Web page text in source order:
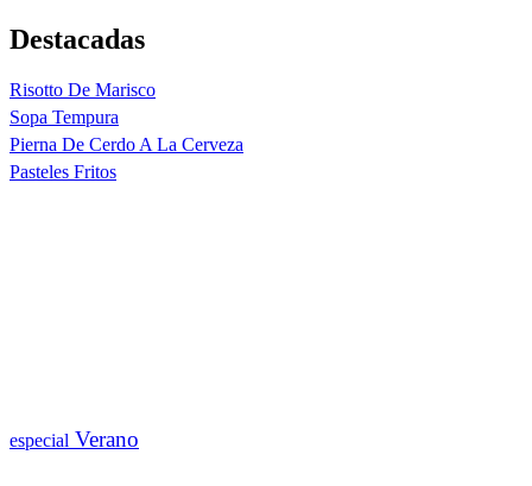
Destacadas
Risotto De Marisco
Sopa Tempura
Pierna De Cerdo A La Cerveza
Pasteles Fritos
especial Verano